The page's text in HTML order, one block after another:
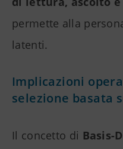
permette alla
latenti.
Implicazioni
selezione basata
Il concetto di Basis-